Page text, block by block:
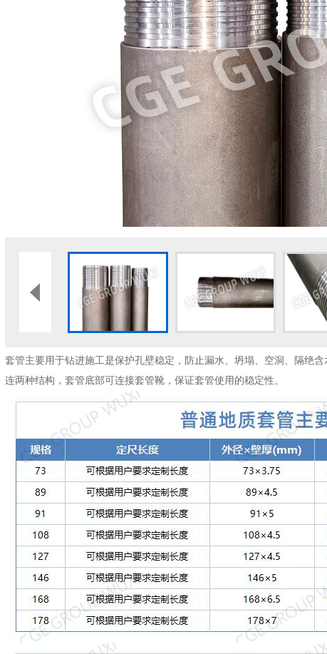
套管主要用于钻进施工是保护孔壁稳定，防止漏水、坍塌、空洞、隔绝
连两种结构，套管底部可连接套管靴，保证套管使用的稳定性。